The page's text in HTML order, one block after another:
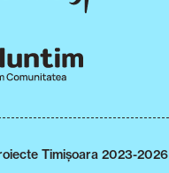
Timișoara 2023-2026